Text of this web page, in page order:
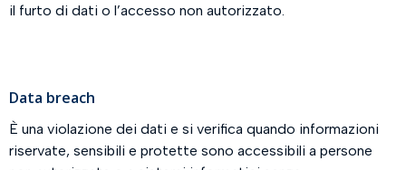
il furto di dati o l’accesso non autorizzato.
Data breach
È una violazione dei dati e si verifica quando informazioni
riservate, sensibili e protette sono accessibili a persone